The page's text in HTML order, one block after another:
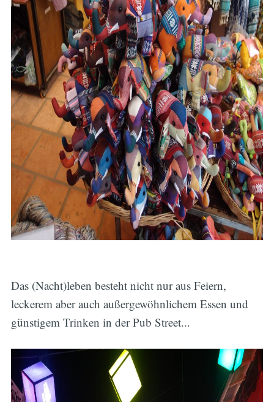
Das (Nacht)leben besteht nicht nur aus Feiern,
leckerem aber auch außergewöhnlichem Essen und
günstigem Trinken in der Pub Street...